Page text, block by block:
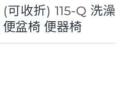
可收折) 115-Q 洗澡
盆椅 便器椅